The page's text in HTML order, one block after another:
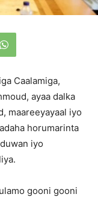
Caalamiga,
ayaa dalka
maareeyayaal iyo
horumarinta
iyo
gooni gooni